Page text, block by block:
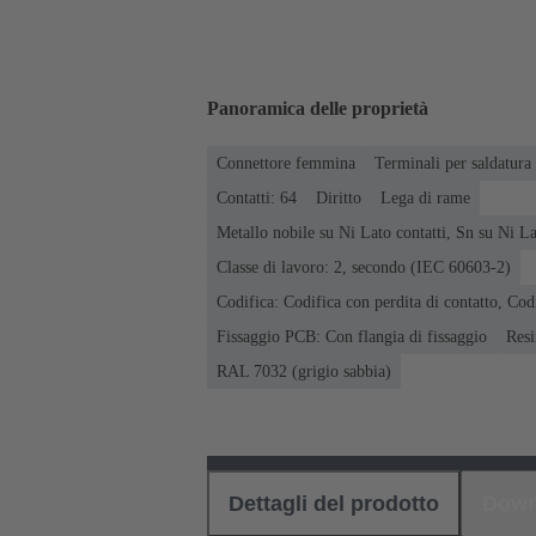
Panoramica delle proprietà
Connettore femmina Terminali per saldatura
Contatti: 64
Diritto
Lega di rame
Metallo nobile su Ni Lato contatti, Sn su Ni
Classe di lavoro: 2, secondo (IEC 60603-2)
Codifica: Codifica con perdita di contatto,
Fissaggio PCB: Con flangia di fissaggio
RAL 7032 (grigio sabbia)
Dettagli del prodotto